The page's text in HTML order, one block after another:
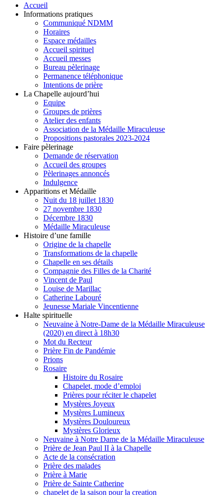
Accueil
Informations pratiques
Communiqué NDMM
Horaires
Espace médailles
Accueil spirituel
Accueil messes
Bureau pèlerinage
Permanence téléphonique
Intentions de prière
La Chapelle aujourd’hui
Equipe
Groupes de prières
Atelier des enfants
Association de la Médaille Miraculeuse
Propositions pastorales 2023-2024
Faire pèlerinage
Demande de réservation
Accueil des groupes
Pèlerinages annoncés
Indulgence
Apparitions et Médaille
Nuit du 18 juillet 1830
27 novembre 1830
Décembre 1830
Médaille Miraculeuse
Histoire d’une famille
Origine de la chapelle
Transformations de la chapelle
Chapelle en ses détails
Compagnie des Filles de la Charité
Vincent de Paul
Louise de Marillac
Catherine Labouré
Jeunesse Mariale Vincentienne
Halte spirituelle
Neuvaine à Notre-Dame de la Médaille Miraculeuse
(2020) en direct à 18h30
Mot du Recteur
Prière Fin de Pandémie
Prions
Rosaire
Histoire du Rosaire
Chapelet, mode d’emploi
Prières pour réciter le chapelet
Mystères Joyeux
Mystères Lumineux
Mystères Douloureux
Mystères Glorieux
Neuvaine à Notre Dame de la Médaille Miraculeuse
Prière de Jean Paul II à la Chapelle
Acte de la consécration
Prière des malades
Prière à Marie
Prière de Sainte Catherine
chapelet de la saison pour la creation